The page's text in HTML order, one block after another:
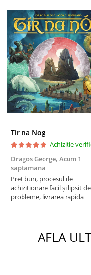
Puzzle 4000 piese
Puzzle 500 piese
4D Cityscape Time
Puzzle 180 piese
Puzzle 12 piese
Educative
Puzzle 300 piese
Puzzle 70 piese
Puzzle cu 200 piese
Puzzle XXL
Puzzle 2 in 1
Puzzle 8000 piese
Tir na Nog
Achizitie
Dragos George, Acum 1
saptamana
Preț bun, procesul de
achiziționare facil și lipsit de
probleme, livrarea rapida
AFLA